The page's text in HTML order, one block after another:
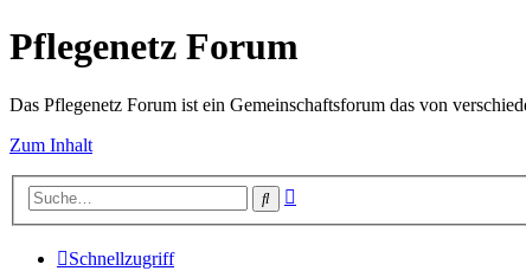
Pflegenetz Forum
Das Pflegenetz Forum ist ein Gemeinschaftsforum das von
Zum Inhalt
Suche
Schnellzugriff